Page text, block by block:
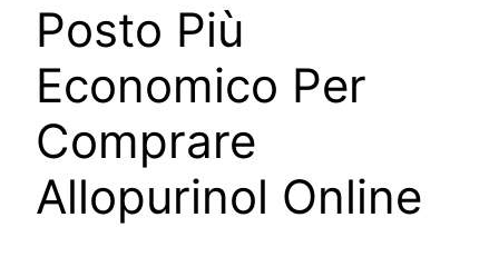
Posto Più
Economico Per
Comprare
Allopurinol Online